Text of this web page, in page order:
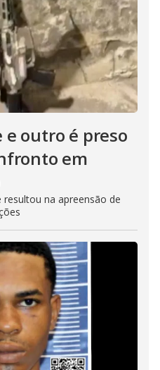
outro é preso
em
na apreensão de